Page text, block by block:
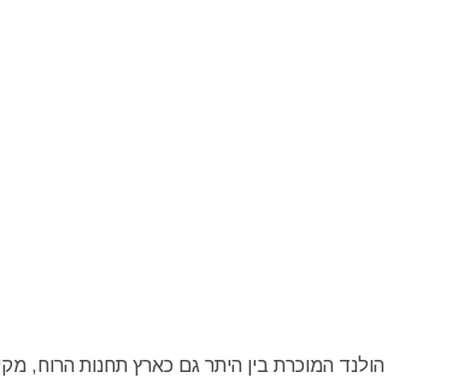
הולנד המוכרת בין היתר גם כארץ תחנות הרוח,